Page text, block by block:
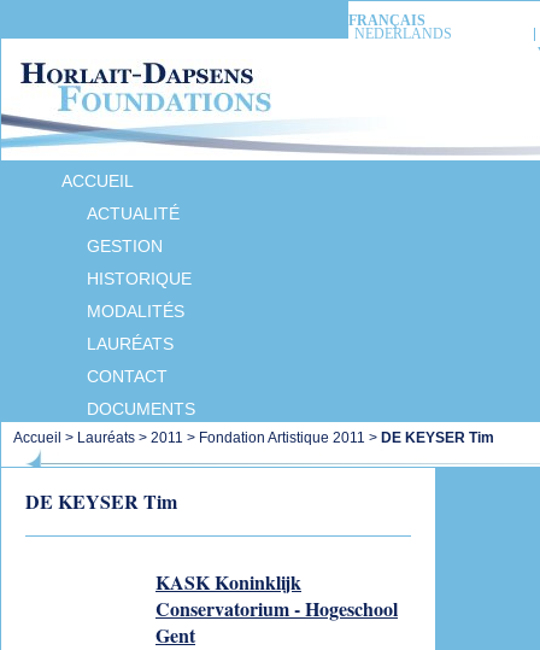
FRANÇAIS
NEDERLANDS
ACCUEIL
ACTUALITÉ
GESTION
HISTORIQUE
MODALITÉS
LAURÉATS
CONTACT
DOCUMENTS
Accueil > Lauréats > 2011 > Fondation Artistique 2011 > DE KEYSER Tim
DE KEYSER Tim
KASK Koninklijk
Conservatorium - Hogeschool
Gent